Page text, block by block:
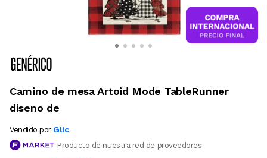
Camino de mesa Artoid Mode TableRunner
diseno de
Vendido por Glic
Producto de nuestra red de proveedores